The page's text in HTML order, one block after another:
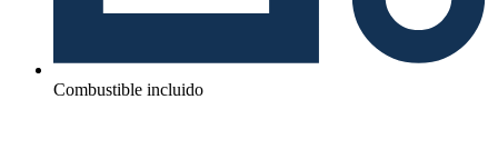
Combustible incluido